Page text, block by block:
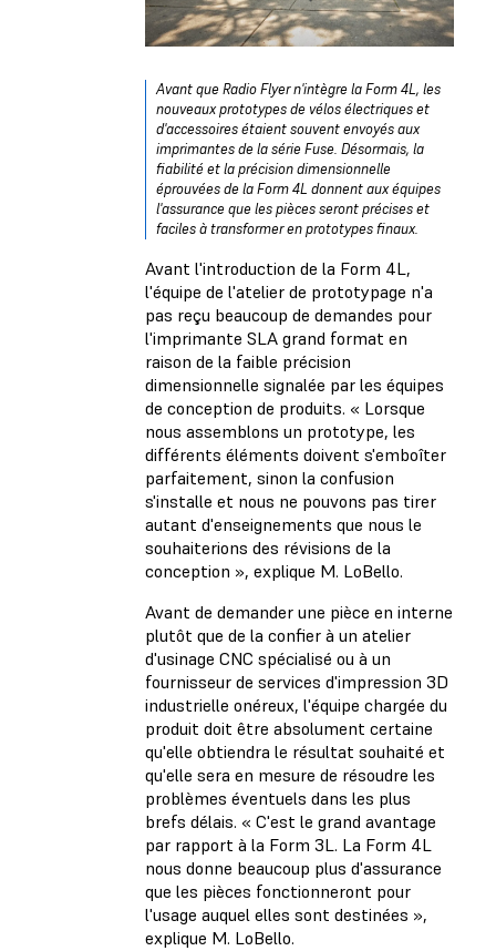
Avant que Radio Flyer n'intègre la Form 4L, les
nouveaux prototypes de vélos électriques et
d'accessoires étaient souvent envoyés aux
imprimantes de la série Fuse. Désormais, la
fiabilité et la précision dimensionnelle
éprouvées de la Form 4L donnent aux équipes
l'assurance que les pièces seront précises et
faciles à transformer en prototypes finaux.
Avant l'introduction de la Form 4L,
l'équipe de l'atelier de prototypage n'a
pas reçu beaucoup de demandes pour
l'imprimante SLA grand format en
raison de la faible précision
dimensionnelle signalée par les équipes
de conception de produits. « Lorsque
nous assemblons un prototype, les
différents éléments doivent s'emboîter
parfaitement, sinon la confusion
s'installe et nous ne pouvons pas tirer
autant d'enseignements que nous le
souhaiterions des révisions de la
conception », explique M. LoBello.
Avant de demander une pièce en interne
plutôt que de la confier à un atelier
d'usinage CNC spécialisé ou à un
fournisseur de services d'impression 3D
industrielle onéreux, l'équipe chargée du
produit doit être absolument certaine
qu'elle obtiendra le résultat souhaité et
qu'elle sera en mesure de résoudre les
problèmes éventuels dans les plus
brefs délais. « C'est le grand avantage
par rapport à la Form 3L. La Form 4L
nous donne beaucoup plus d'assurance
que les pièces fonctionneront pour
l'usage auquel elles sont destinées »,
explique M. LoBello.